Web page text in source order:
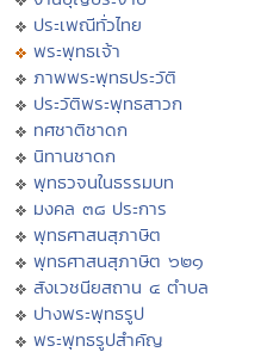
ประเพณีทั่วไทย
พระพุทธเจ้า
ภาพพระพุทธประวัติ
ประวัติพระพุทธสาวก
ทศชาติชาดก
นิทานชาดก
พุทธวจนในธรรมบท
มงคล ๓๘ ประการ
พุทธศาสนสุภาษิต
พุทธศาสนสุภาษิต ๖๒๑
สังเวชนียสถาน ๔ ตำบล
ปางพระพุทธรูป
พระพุทธรูปสำคัญ